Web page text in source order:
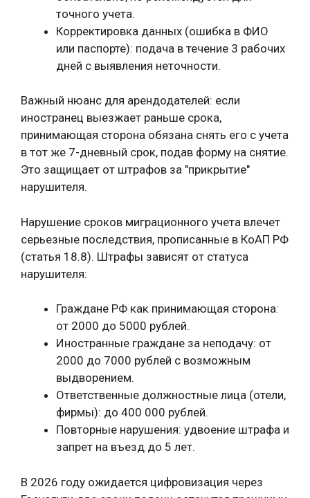
точного учета.
Корректировка данных (ошибка в ФИО
или паспорте): подача в течение 3 рабочих
дней с выявления неточности.
Важный нюанс для арендодателей: если
иностранец выезжает раньше срока,
принимающая сторона обязана снять его с учета
в тот же 7-дневный срок, подав форму на снятие.
Это защищает от штрафов за "прикрытие"
нарушителя.
Нарушение сроков миграционного учета влечет
серьезные последствия, прописанные в КоАП РФ
(статья 18.8). Штрафы зависят от статуса
нарушителя:
Граждане РФ как принимающая сторона:
от 2000 до 5000 рублей.
Иностранные граждане за неподачу: от
2000 до 7000 рублей с возможным
выдворением.
Ответственные должностные лица (отели,
фирмы): до 400 000 рублей.
Повторные нарушения: удвоение штрафа и
запрет на въезд до 5 лет.
В 2026 году ожидается цифровизация через